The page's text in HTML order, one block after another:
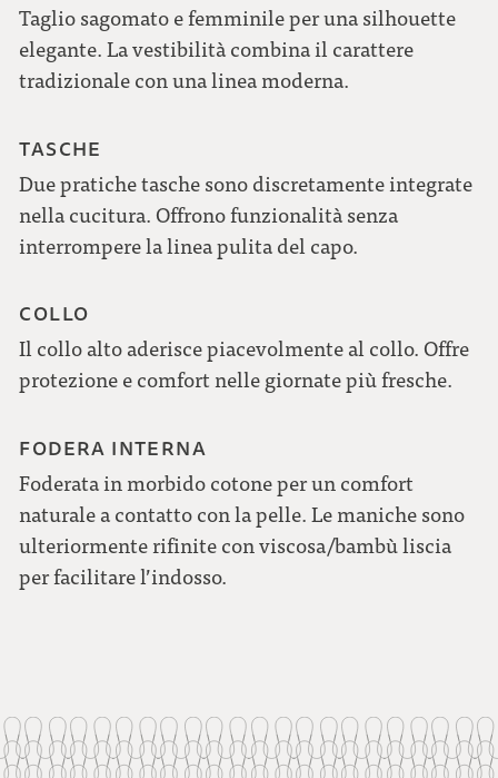
Taglio sagomato e femminile per una silhouette
elegante. La vestibilità combina il carattere
tradizionale con una linea moderna.
TASCHE
Due pratiche tasche sono discretamente integrate
nella cucitura. Offrono funzionalità senza
interrompere la linea pulita del capo.
COLLO
Il collo alto aderisce piacevolmente al collo. Offre
protezione e comfort nelle giornate più fresche.
FODERA INTERNA
Foderata in morbido cotone per un comfort
naturale a contatto con la pelle. Le maniche sono
ulteriormente rifinite con viscosa/bambù liscia
per facilitare l’indosso.